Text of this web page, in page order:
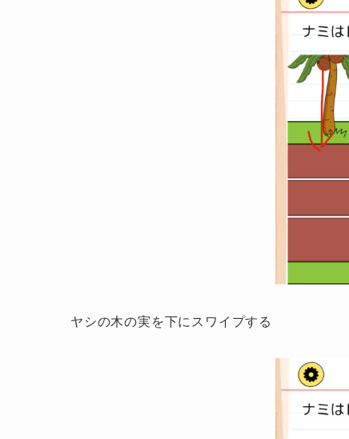
ヤシの木の実を下にスワイプする